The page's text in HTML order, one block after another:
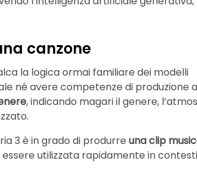
canzone
la logica ormai familiare dei modelli
né avere competenze di produzione
, indicando magari il genere,
3 è in grado di produrre una clip
utilizzata rapidamente in